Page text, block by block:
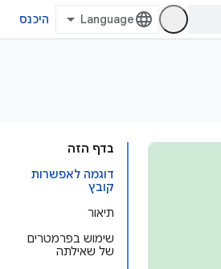
היכנס
בדף הזה
דוגמה לאפשרות
קובץ
תיאור
שימוש בפרמטרים
של שאילתה